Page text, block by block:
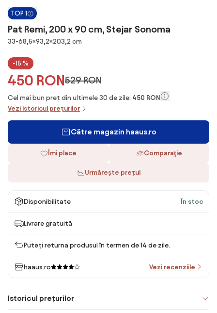
TOP 1
Pat Remi, 200 x 90 cm, Stejar Sonoma
Dimensiuni
33-68,5×93,2×203,2 cm
-15 %
450 RON529 RON
Cel mai bun preț din ultimele 30 de zile: 450 RON
Vezi istoricul prețurilor
Către magazin haaus.ro
Îmi place Comparaţie
Urmărește prețul
Disponibilitate În stoc
Livrare gratuită
Puteți returna produsul în termen de 14 de zile.
haaus.ro Vezi recenziile
Istoricul prețurilor